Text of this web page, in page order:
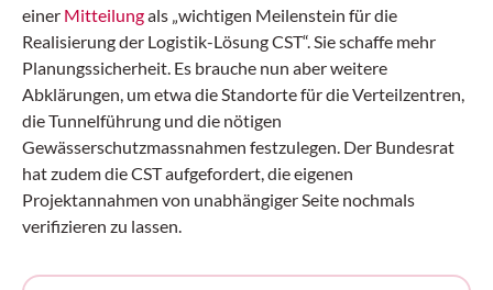
einer Mitteilungals „wichtigen Meilenstein für die
Realisierung der Logistik-Lösung CST“. Sie schaffe mehr
Planungssicherheit. Es brauche nun aber weitere
Abklärungen, um etwa die Standorte für die Verteilzentren,
die Tunnelführung und die nötigen
Gewässerschutzmassnahmen festzulegen. Der Bundesrat
hat zudem die CST aufgefordert, die eigenen
Projektannahmen von unabhängiger Seite nochmals
verifizieren zu lassen.